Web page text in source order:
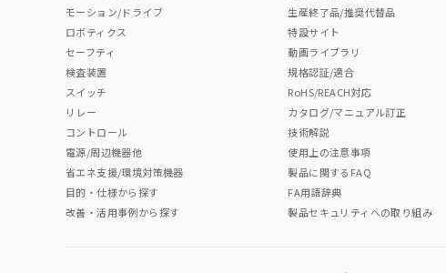
Pb Hg Cr(VI)
"対応済み"や非含有の記載がされた商品であっても、流通在庫等
非含有品が必要な際は、弊社営業部門もしくは販売店へお問い合
モーション/ドライブ
ロボティクス
セーフティ
検査装置
スイッチ
リレー
コントロール
電源/周辺機器他
省エネ支援/環境対策機器
目的・仕様から探す
改善・活用事例から探す
生産終了品/推奨代替品
特設サイト
動画ライブラリ
規格認証/適合
RoHS/REACH対応
カタログ/マニュアル訂正
技術解説
使用上の注意事項
製品に関するFAQ
FA用語辞典
製品セキュリティへの取り組み